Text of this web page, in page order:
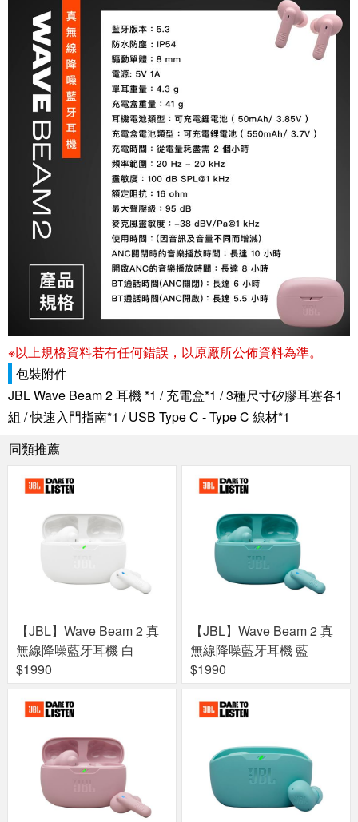
※以上規格資料若有任何錯誤，以原廠所公佈資料為準。
包裝附件
JBL Wave Beam 2 耳機 *1 / 充電盒*1 / 3種尺寸矽膠耳塞各1
組 / 快速入門指南*1 / USB Type C - Type C 線材*1
同類推薦
【JBL】Wave Beam 2 真
無線降噪藍牙耳機 白
$1990
【JBL】Wave Beam 2 真
無線降噪藍牙耳機 藍
$1990